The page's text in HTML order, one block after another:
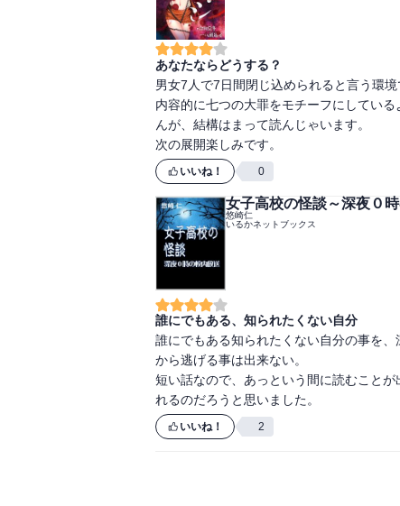
あなたならどうする？
男女7人で7日間閉じ込められると言う環
内容的に七つの大罪をモチーフにしてい
んが、結構はまって読んじゃいます。
次の展開楽しみです。
いいね！ 0
女子高校の怪談～深夜０
悠崎仁
いるかネットブックス
誰にでもある、知られたくない自分
誰にでもある知られたくない自分の事を
から逃げる事は出来ない。
短い話なので、あっという間に読むこと
れるのだろうと思いました。
いいね！ 2